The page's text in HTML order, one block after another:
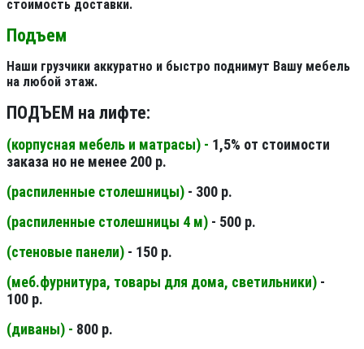
стоимость доставки.
Подъем
Наши грузчики аккуратно и быстро поднимут Вашу мебель
на любой этаж.
ПОДЪЕМ на лифте:
(корпусная мебель и матрасы) - 1,5% от стоимости
заказа но не менее 200 р.
(распиленные столешницы) - 300 р.
(распиленные столешницы 4 м) - 500 р.
(стеновые панели) - 150 р.
(меб.фурнитура, товары для дома, светильники) -
100 р.
(диваны) - 800 р.